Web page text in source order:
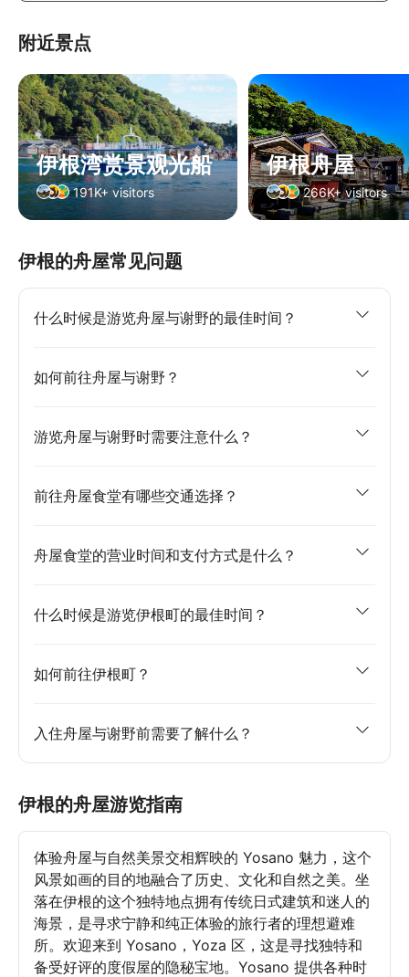
附近景点
伊根湾赏景观光船
191K+ visitors
伊根舟屋
266K+ visitors
伊根的舟屋常见问题
什么时候是游览舟屋与谢野的最佳时间？
如何前往舟屋与谢野？
游览舟屋与谢野时需要注意什么？
前往舟屋食堂有哪些交通选择？
舟屋食堂的营业时间和支付方式是什么？
什么时候是游览伊根町的最佳时间？
如何前往伊根町？
入住舟屋与谢野前需要了解什么？
伊根的舟屋游览指南
体验舟屋与自然美景交相辉映的 Yosano 魅力，这个
风景如画的目的地融合了历史、文化和自然之美。坐
落在伊根的这个独特地点拥有传统日式建筑和迷人的
海景，是寻求宁静和纯正体验的旅行者的理想避难
所。欢迎来到 Yosano，Yoza 区，这是寻找独特和
备受好评的度假屋的隐秘宝地。Yosano 提供各种时